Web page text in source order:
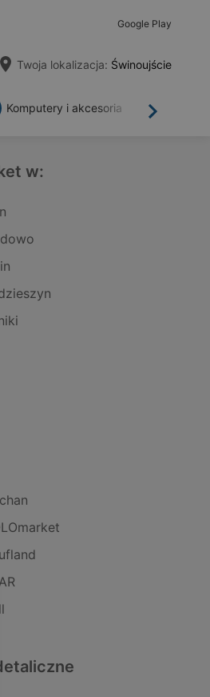
Google Play
Twoja lokalizacja: Świnoujście
Dalej
Komputery i akcesoria
w: